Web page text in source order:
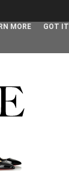
MORE GOT IT